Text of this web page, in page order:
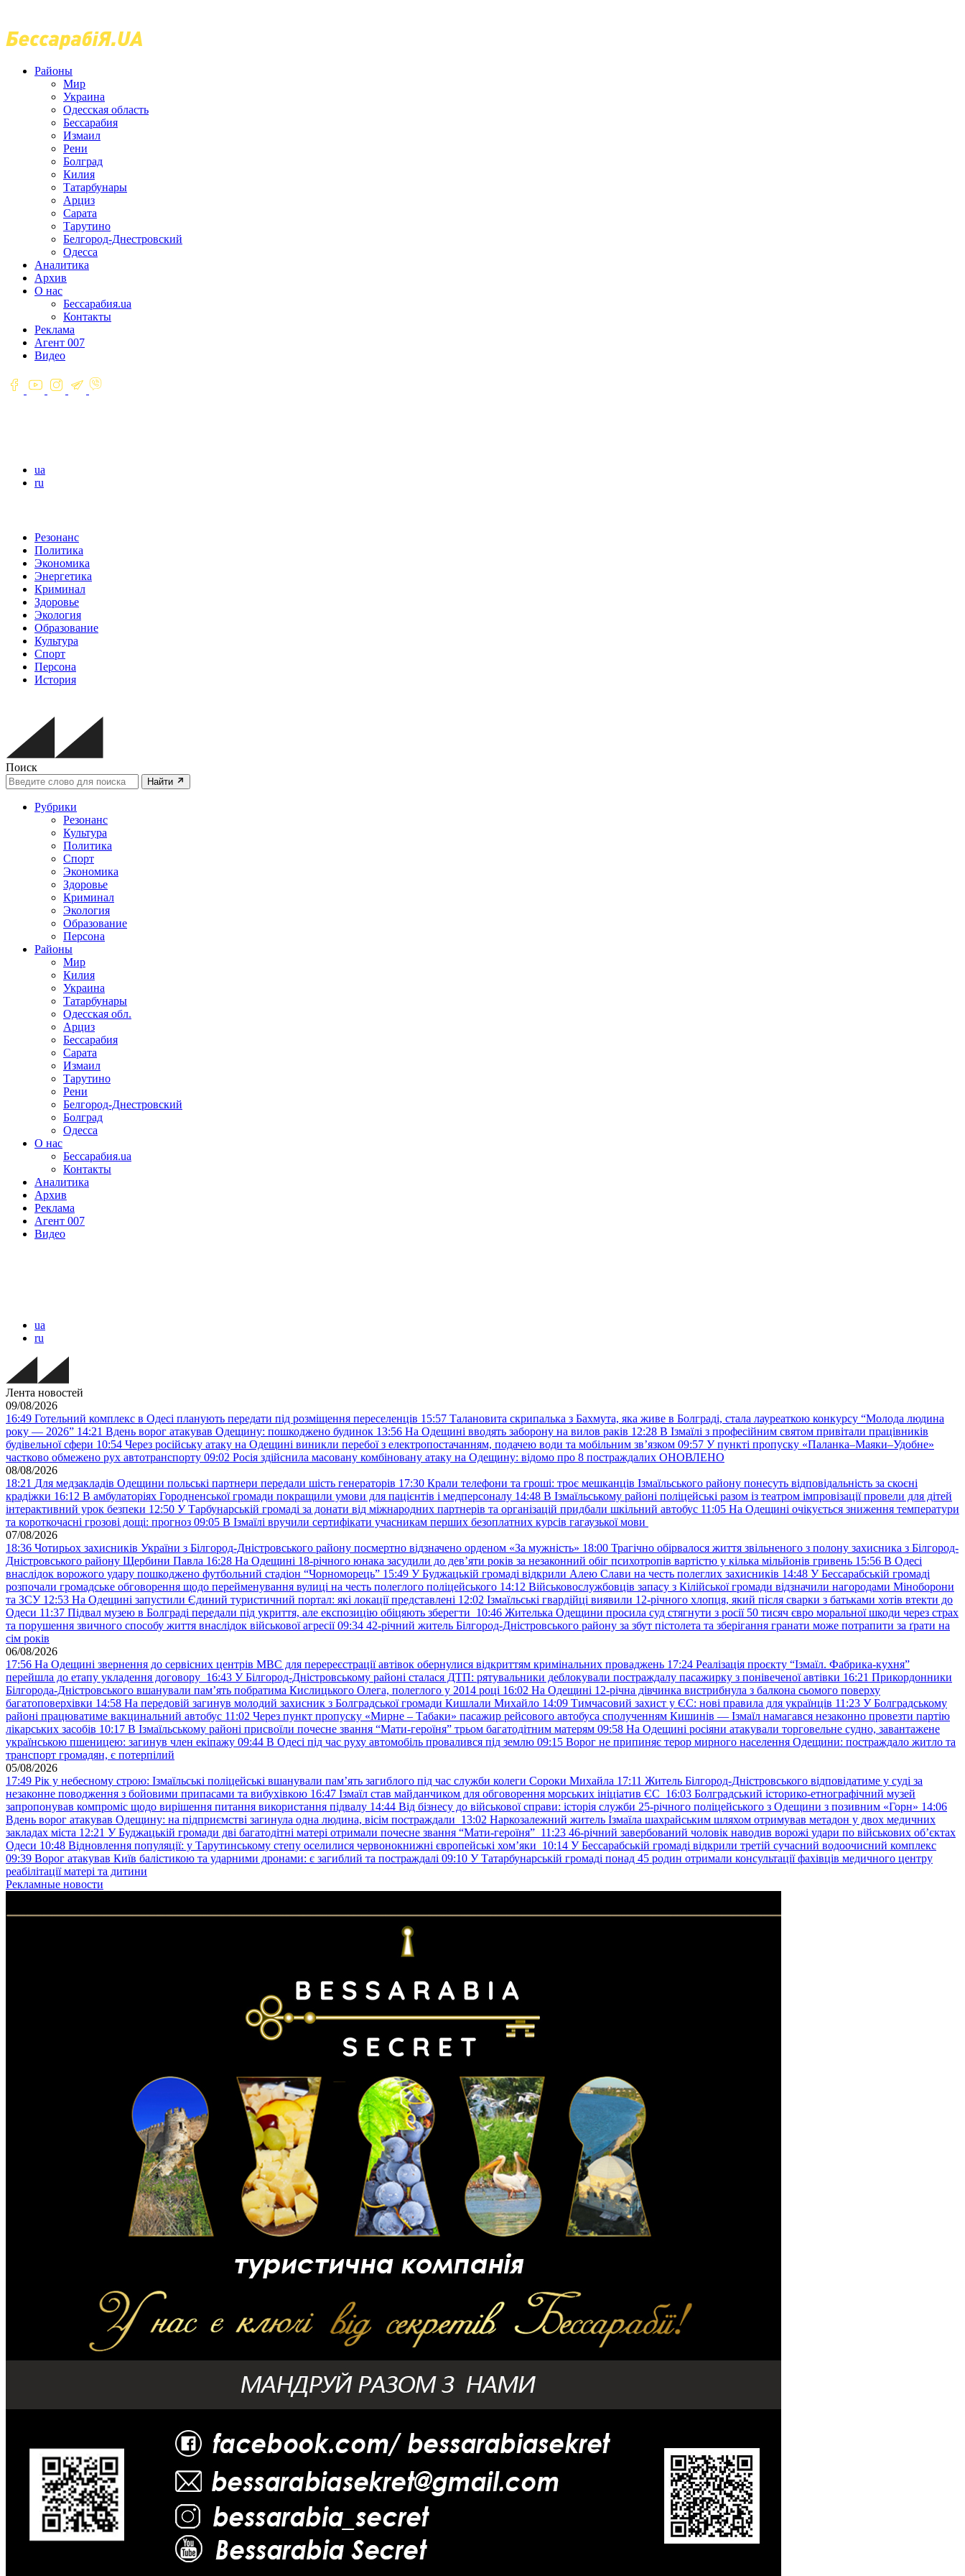
Районы
Мир
Украина
Одесская область
Бессарабия
Измаил
Рени
Болград
Килия
Татарбунары
Арциз
Сарата
Тарутино
Белгород-Днестровский
Одесса
Аналитика
Архив
О нас
Бессарабия.ua
Контакты
Реклама
Агент 007
Видео
ua
ru
Резонанс
Политика
Экономика
Энергетика
Криминал
Здоровье
Экология
Образование
Культура
Спорт
Персона
История
Поиск
Найти
Рубрики
Резонанс
Культура
Политика
Спорт
Экономика
Здоровье
Криминал
Экология
Образование
Персона
Районы
Мир
Килия
Украина
Татарбунары
Одесская обл.
Арциз
Бессарабия
Сарата
Измаил
Тарутино
Рени
Белгород-Днестровский
Болград
Одесса
О нас
Бессарабия.ua
Контакты
Аналитика
Архив
Реклама
Агент 007
Видео
ua
ru
Лента новостей
09/08/2026
16:49 Готельний комплекс в Одесі планують передати під розміщення переселенців 15:57 Талановита скрипалька з Бахмута, яка живе в Болграді, стала лауреаткою конкурсу “Молода людина
року — 2026” 14:21 Вдень ворог атакував Одещину: пошкоджено будинок 13:56 На Одещині вводять заборону на вилов раків 12:28 В Ізмаїлі з професійним святом привітали працівників
будівельної сфери 10:54 Через російську атаку на Одещині виникли перебої з електропостачанням, подачею води та мобільним звʼязком 09:57 У пункті пропуску «Паланка–Маяки–Удобне»
частково обмежено рух автотранспорту 09:02 Росія здійснила масовану комбіновану атаку на Одещину: відомо про 8 постраждалих ОНОВЛЕНО
08/08/2026
18:21 Для медзакладів Одещини польські партнери передали шість генераторів 17:30 Крали телефони та гроші: троє мешканців Ізмаїльського району понесуть відповідальність за скоєні
крадіжки 16:12 В амбулаторіях Городненської громади покращили умови для пацієнтів і медперсоналу 14:48 В Ізмаїльському районі поліцейські разом із театром імпровізації провели для дітей
інтерактивний урок безпеки 12:50 У Тарбунарській громаді за донати від міжнародних партнерів та організацій придбали шкільний автобус 11:05 На Одещині очікується зниження температури
та короткочасні грозові дощі: прогноз 09:05 В Ізмаїлі вручили сертифікати учасникам перших безоплатних курсів гагаузької мови
07/08/2026
18:36 Чотирьох захисників України з Білгород-Дністровського району посмертно відзначено орденом «За мужність» 18:00 Трагічно обірвалося життя звільненого з полону захисника з Білгород-
Дністровського району Щербини Павла 16:28 На Одещині 18-річного юнака засудили до дев’яти років за незаконний обіг психотропів вартістю у кілька мільйонів гривень 15:56 В Одесі
внаслідок ворожого удару пошкоджено футбольний стадіон “Чорноморець” 15:49 У Буджацькій громаді відкрили Алею Слави на честь полеглих захисників 14:48 У Бессарабській громаді
розпочали громадське обговорення щодо перейменування вулиці на честь полеглого поліцейського 14:12 Військовослужбовців запасу з Кілійської громади відзначили нагородами Міноборони
та ЗСУ 12:53 На Одещині запустили Єдиний туристичний портал: які локації представлені 12:02 Ізмаїльські гвардійці виявили 12-річного хлопця, який після сварки з батьками хотів втекти до
Одеси 11:37 Підвал музею в Болграді передали під укриття, але експозицію обіцяють зберегти 10:46 Жителька Одещини просила суд стягнути з росії 50 тисяч євро моральної шкоди через страх
та порушення звичного способу життя внаслідок військової агресії 09:34 42-річний житель Білгород-Дністровського району за збут пістолета та зберігання гранати може потрапити за ґрати на
сім років
06/08/2026
17:56 На Одещині звернення до сервісних центрів МВС для перереєстрації автівок обернулися відкриттям кримінальних проваджень 17:24 Реалізація проєкту “Ізмаїл. Фабрика-кухня”
перейшла до етапу укладення договору 16:43 У Білгород-Дністровському районі сталася ДТП: рятувальники деблокували постраждалу пасажирку з понівеченої автівки 16:21 Прикордонники
Білгорода-Дністровського вшанували пам’ять побратима Кислицького Олега, полеглого у 2014 році 16:02 На Одещині 12-річна дівчинка вистрибнула з балкона сьомого поверху
багатоповерхівки 14:58 На передовій загинув молодий захисник з Болградської громади Кишлали Михайло 14:09 Тимчасовий захист у ЄС: нові правила для українців 11:23 У Болградському
районі працюватиме вакцинальний автобус 11:02 Через пункт пропуску «Мирне – Табаки» пасажир рейсового автобуса сполученням Кишинів — Ізмаїл намагався незаконно провезти партію
лікарських засобів 10:17 В Ізмаїльському районі присвоїли почесне звання “Мати-героїня” трьом багатодітним матерям 09:58 На Одещині росіяни атакували торговельне судно, завантажене
українською пшеницею: загинув член екіпажу 09:44 В Одесі під час руху автомобіль провалився під землю 09:15 Ворог не припиняє терор мирного населення Одещини: постраждало житло та
транспорт громадян, є потерпілий
05/08/2026
17:49 Рік у небесному строю: Ізмаїльські поліцейські вшанували пам’ять загиблого під час служби колеги Сороки Михайла 17:11 Житель Білгород-Дністровського відповідатиме у суді за
незаконне поводження з бойовими припасами та вибухівкою 16:47 Ізмаїл став майданчиком для обговорення морських ініціатив ЄС 16:03 Болградський історико-етнографічний музей
запропонував компроміс щодо вирішення питання використання підвалу 14:44 Від бізнесу до військової справи: історія служби 25-річного поліцейського з Одещини з позивним «Горн» 14:06
Вдень ворог атакував Одещину: на підприємстві загинула одна людина, вісім постраждали 13:02 Наркозалежний житель Ізмаїла шахрайським шляхом отримував метадон у двох медичних
закладах міста 12:21 У Буджацькій громади дві багатодітні матері отримали почесне звання “Мати-героїня” 11:23 46-річний завербований чоловік наводив ворожі удари по військових обʼєктах
Одеси 10:48 Відновлення популяції: у Тарутинському степу оселилися червонокнижні європейські хом’яки 10:14 У Бессарабській громаді відкрили третій сучасний водоочисний комплекс
09:39 Ворог атакував Київ балістикою та ударними дронами: є загиблий та постраждалі 09:10 У Татарбунарській громаді понад 45 родин отримали консультації фахівців медичного центру
реабілітації матері та дитини
Рекламные новости